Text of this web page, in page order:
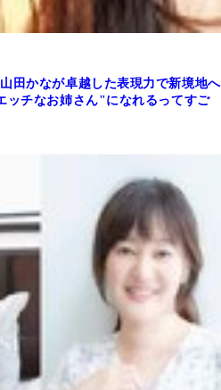
田かなが卓越した表現力で新境地へ
ッチなお姉さん"になれるってすご